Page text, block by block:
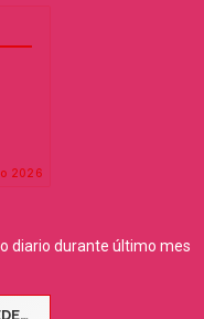
diario durante último mes